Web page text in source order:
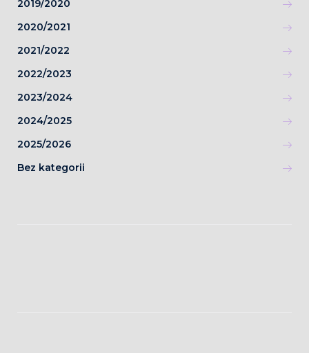
2019/2020
2020/2021
2021/2022
2022/2023
2023/2024
2024/2025
2025/2026
Bez kategorii